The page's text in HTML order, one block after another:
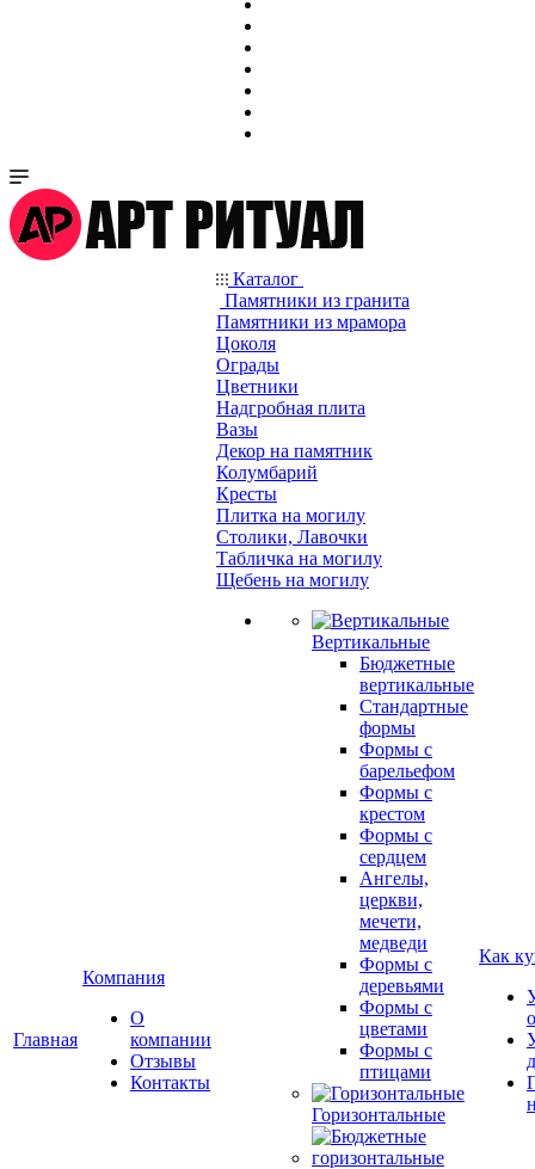
Главная
Компания
О
компании
Отзывы
Контакты
Каталог
Памятники из гранита
Памятники из мрамора
Цоколя
Ограды
Цветники
Надгробная плита
Вазы
Декор на памятник
Колумбарий
Кресты
Плитка на могилу
Столики, Лавочки
Табличка на могилу
Щебень на могилу
Вертикальные
Бюджетные
вертикальные
Стандартные
формы
Формы с
барельефом
Формы с
крестом
Формы с
сердцем
Ангелы,
церкви,
мечети,
медведи
Формы с
деревьями
Формы с
цветами
Формы с
птицами
Горизонтальные
Как